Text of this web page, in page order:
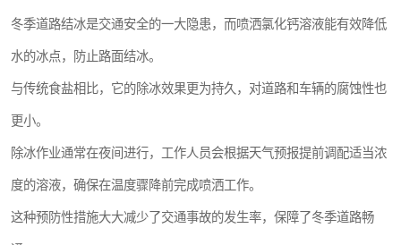
冬季道路结冰是交通安全的一大隐患，而喷洒氯化钙溶液能有效降低
水的冰点，防止路面结冰。
与传统食盐相比，它的除冰效果更为持久，对道路和车辆的腐蚀性也
更小。
除冰作业通常在夜间进行，工作人员会根据天气预报提前调配适当浓
度的溶液，确保在温度骤降前完成喷洒工作。
这种预防性措施大大减少了交通事故的发生率，保障了冬季道路畅